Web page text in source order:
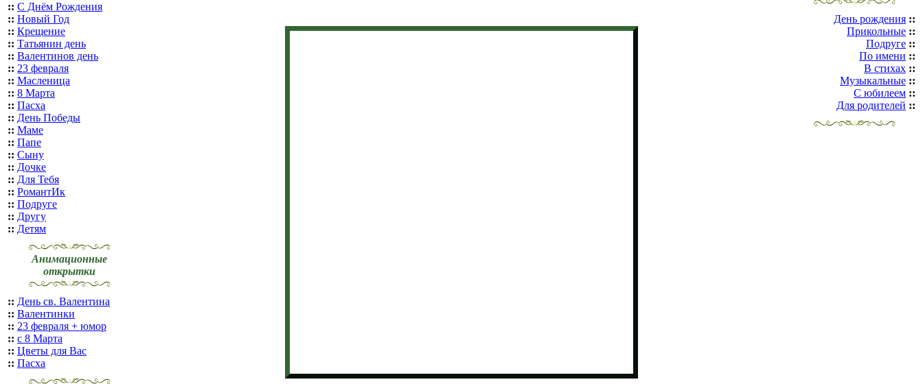
:: С Днём Рождения
:: Новый Год
:: Крещение
:: Татьянин день
:: Валентинов день
:: 23 февраля
:: Масленица
:: 8 Марта
:: Пасха
:: День Победы
:: Маме
:: Папе
:: Сыну
:: Дочке
:: Для Тебя
:: РомантИк
:: Подруге
:: Другу
:: Детям
Анимационные
открытки
:: День св. Валентина
:: Валентинки
:: 23 февраля + юмор
:: с 8 Марта
:: Цветы для Вас
:: Пасха
День рождения ::
Прикольные ::
Подруге ::
По имени ::
В стихах ::
Музыкальные ::
С юбилеем ::
Для родителей ::